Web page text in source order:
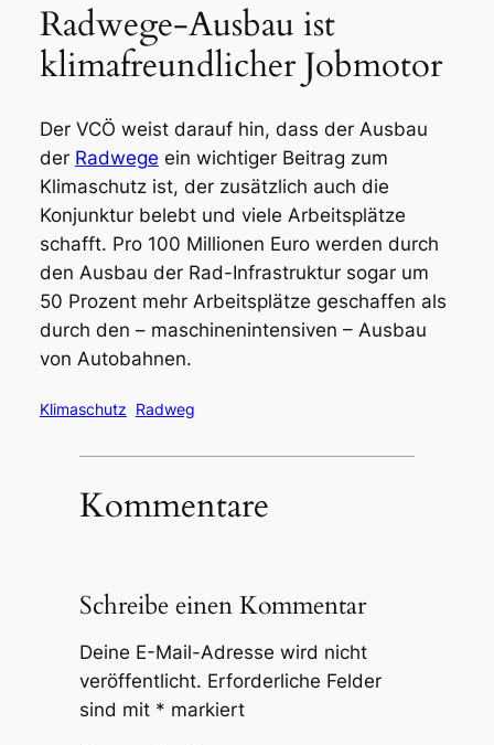
Radwege-Ausbau ist
klimafreundlicher Jobmotor
Der VCÖ weist darauf hin, dass der Ausbau
der Radwege ein wichtiger Beitrag zum
Klimaschutz ist, der zusätzlich auch die
Konjunktur belebt und viele Arbeitsplätze
schafft. Pro 100 Millionen Euro werden durch
den Ausbau der Rad-Infrastruktur sogar um
50 Prozent mehr Arbeitsplätze geschaffen als
durch den – maschinenintensiven – Ausbau
von Autobahnen.
Klimaschutz Radweg
Kommentare
Schreibe einen Kommentar
Deine E-Mail-Adresse wird nicht
veröffentlicht. Erforderliche Felder
sind mit * markiert